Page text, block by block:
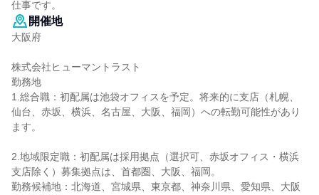
仕事です。
開催地
大阪府
株式会社ヒューマントラスト
勤務地
1.総合職：初配属は池袋オフィスを予定。将来的に支店（札幌、
仙台、赤坂、横浜、名古屋、大阪、福岡）への転勤可能性があり
ます。
2.地域限定職：初配属は採用拠点（選択可、赤坂オフィス・横浜
支店除く）募集拠点は、首都圏、大阪、福岡。
勤務候補地：北海道、宮城県、東京都、神奈川県、愛知県、大阪